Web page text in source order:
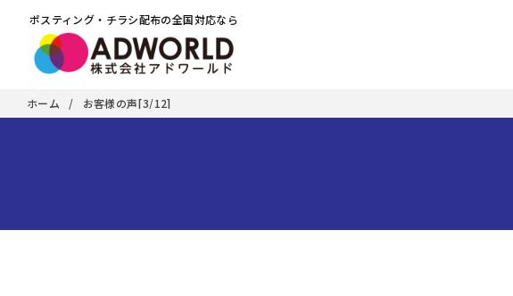
ポスティング・チラシ配布の全国対応なら
ホーム お客様の声[3/12]